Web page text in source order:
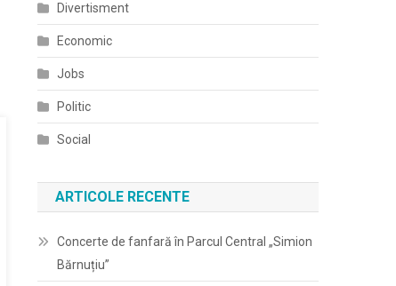
Divertisment
Economic
Jobs
Politic
Social
ARTICOLE RECENTE
Concerte de fanfară în Parcul Central „Simion
Bărnuțiu”